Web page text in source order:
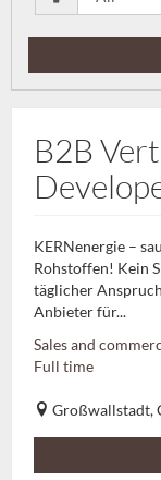
B2B
KERNenergie –
Rohstoffen! Kein
täglicher
Anbieter für...
Sales and
Full time
Großwallstadt,